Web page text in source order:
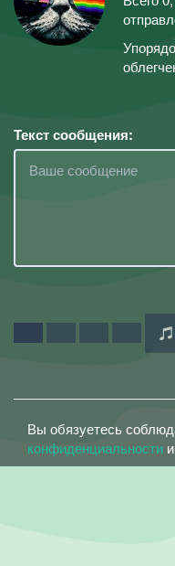
Текст сообщения:
Вы обязуетесь
конфиденциальности и